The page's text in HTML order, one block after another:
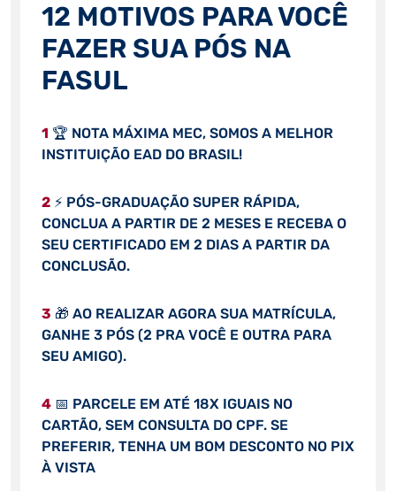
12 MOTIVOS PARA VOCÊ
FAZER SUA PÓS NA
FASUL
1 🏆 NOTA MÁXIMA MEC, SOMOS A MELHOR
INSTITUIÇÃO EAD DO BRASIL!
2⚡ PÓS-GRADUAÇÃO SUPER RÁPIDA,
CONCLUA A PARTIR DE 2 MESES E RECEBA O
SEU CERTIFICADO EM 2 DIAS A PARTIR DA
CONCLUSÃO.
3 🎁 AO REALIZAR AGORA SUA MATRÍCULA,
GANHE 3 PÓS (2 PRA VOCÊ E OUTRA PARA
SEU AMIGO).
4📅 PARCELE EM ATÉ 18X IGUAIS NO
CARTÃO, SEM CONSULTA DO CPF. SE
PREFERIR, TENHA UM BOM DESCONTO NO PIX
À VISTA